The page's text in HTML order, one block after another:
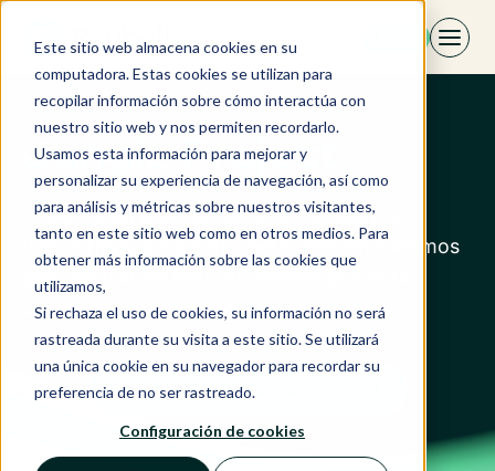
Este sitio web almacena cookies en su
computadora. Estas cookies se utilizan para
recopilar información sobre cómo interactúa con
nuestro sitio web y nos permiten recordarlo.
Usamos esta información para mejorar y
personalizar su experiencia de navegación, así como
para análisis y métricas sobre nuestros visitantes,
tanto en este sitio web como en otros medios. Para
obtener más información sobre las cookies que
utilizamos,
Si rechaza el uso de cookies, su información no será
rastreada durante su visita a este sitio. Se utilizará
una única cookie en su navegador para recordar su
preferencia de no ser rastreado.
Configuración de cookies
Saltar
Jungle Project
Creemos en el poder de la tecnología para
transformar la industria, pero también sabemos
que cambiar de solución tecnológica es un
camino lleno de obstáculos.
Descubrir a nuestro socio